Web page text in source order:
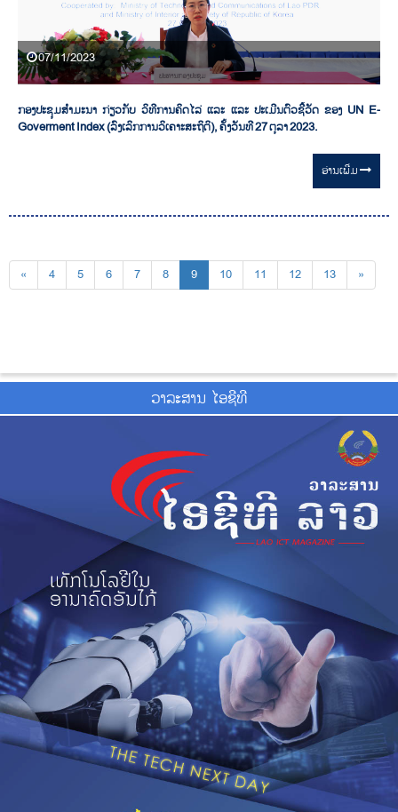
07/11/2023
ກອງປະຊຸມສຳມະນາ ກ່ຽວກັບ ວິທີການຄິດໄລ່ ແລະ ແລະ ປະເມີນຕົວຊີ້ວັດ ຂອງ UN E-
Goverment Index (ລົງເລິກການວິເຄາະສະຖິຕິ), ຄັ້ງວັນທີ 27 ຕຸລາ 2023.
ອ່ານ​ເພີ່ມ
« 4 5 6 7 8 9 10 11 12 13 »
ວາ​ລະ​ສານ ໄອ​ຊີ​ທີ